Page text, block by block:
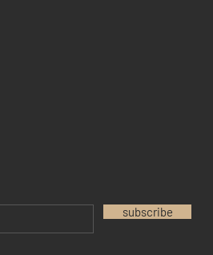
subscribe